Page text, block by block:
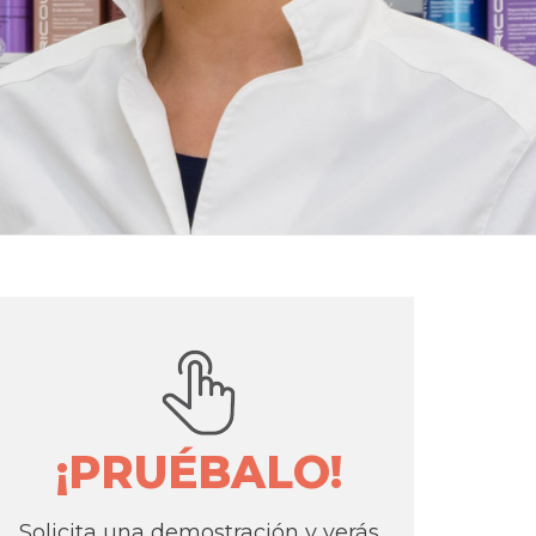
¡PRUÉBALO!